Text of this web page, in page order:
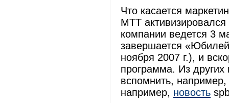
Что касается
МТТ
компании ведется 3
завершается
ноября 2007 г.), и
программа. Из
вспомнить,
например, новость